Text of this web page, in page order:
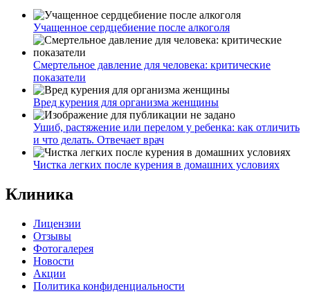
Учащенное сердцебиение после алкоголя
Смертельное давление для человека: критические
показатели
Вред курения для организма женщины
Ушиб, растяжение или перелом у ребенка: как отличить
и что делать. Отвечает врач
Чистка легких после курения в домашних условиях
Клиника
Лицензии
Отзывы
Фотогалерея
Новости
Акции
Политика конфиденциальности